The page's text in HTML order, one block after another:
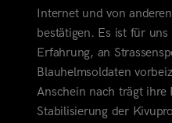
Internet und von
bestätigen. Es ist für
Erfahrung, an
Blauhelmsoldaten
Anschein nach trägt ihre
Stabilisierung der